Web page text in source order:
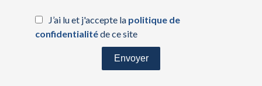
J’ai lu et j'accepte la politique de
confidentialitéde ce site
Envoyer